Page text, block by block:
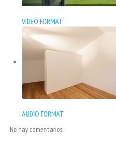
VIDEO FORMAT
AUDIO FORMAT
No hay comentarios.